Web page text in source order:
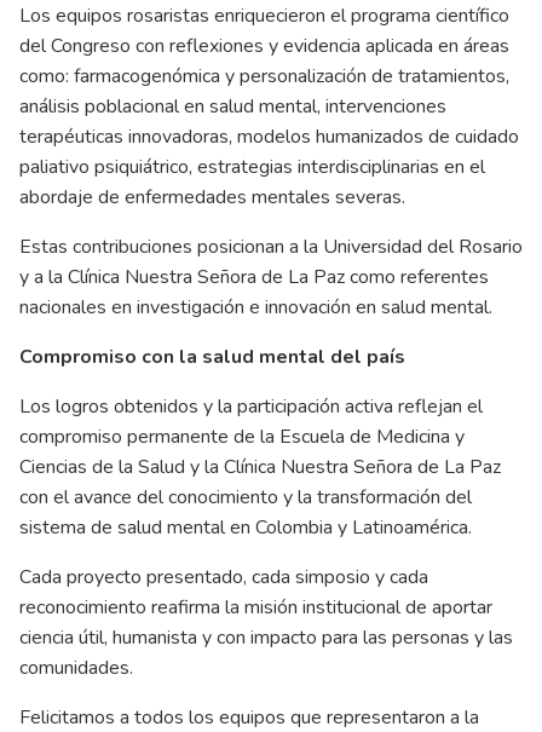
Los equipos rosaristas enriquecieron el programa científico
del Congreso con reflexiones y evidencia aplicada en áreas
como: farmacogenómica y personalización de tratamientos,
análisis poblacional en salud mental, intervenciones
terapéuticas innovadoras, modelos humanizados de cuidado
paliativo psiquiátrico, estrategias interdisciplinarias en el
abordaje de enfermedades mentales severas.
Estas contribuciones posicionan a la Universidad del Rosario
y a la Clínica Nuestra Señora de La Paz como referentes
nacionales en investigación e innovación en salud mental.
Compromiso con la salud mental del país
Los logros obtenidos y la participación activa reflejan el
compromiso permanente de la Escuela de Medicina y
Ciencias de la Salud y la Clínica Nuestra Señora de La Paz
con el avance del conocimiento y la transformación del
sistema de salud mental en Colombia y Latinoamérica.
Cada proyecto presentado, cada simposio y cada
reconocimiento reafirma la misión institucional de aportar
ciencia útil, humanista y con impacto para las personas y las
comunidades.
Felicitamos a todos los equipos que representaron a la